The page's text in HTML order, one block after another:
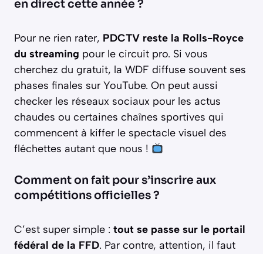
en direct cette année ?
Pour ne rien rater, PDCTV reste la Rolls-Royce
du streaming pour le circuit pro. Si vous
cherchez du gratuit, la WDF diffuse souvent ses
phases finales sur YouTube. On peut aussi
checker les réseaux sociaux pour les actus
chaudes ou certaines chaînes sportives qui
commencent à kiffer le spectacle visuel des
fléchettes autant que nous !
Comment on fait pour s’inscrire aux
compétitions officielles ?
C’est super simple : tout se passe sur le portail
fédéral de la FFD. Par contre, attention, il faut